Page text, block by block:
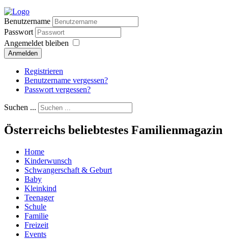
Benutzername
Passwort
Angemeldet bleiben
Anmelden
Registrieren
Benutzername vergessen?
Passwort vergessen?
Suchen ...
Österreichs beliebtestes Familienmagazin
Home
Kinderwunsch
Schwangerschaft & Geburt
Baby
Kleinkind
Teenager
Schule
Familie
Freizeit
Events